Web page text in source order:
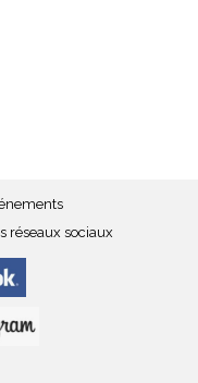
réseaux sociaux